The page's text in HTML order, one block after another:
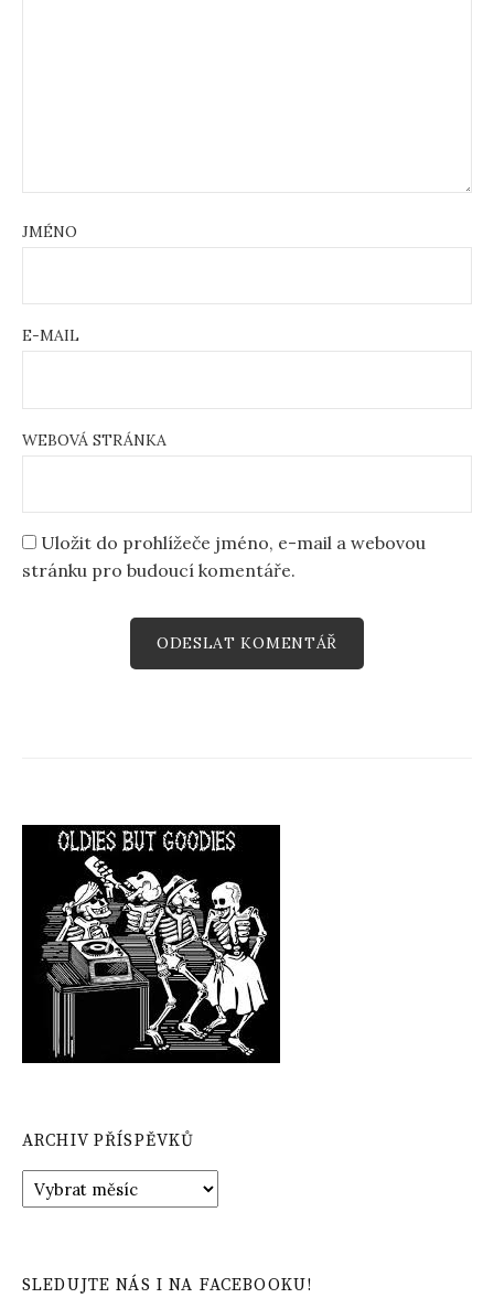
JMÉNO
E-MAIL
WEBOVÁ STRÁNKA
Uložit do prohlížeče jméno, e-mail a webovou
stránku pro budoucí komentáře.
ARCHIV PŘÍSPĚVKŮ
Archiv
příspěvků
SLEDUJTE NÁS I NA FACEBOOKU!